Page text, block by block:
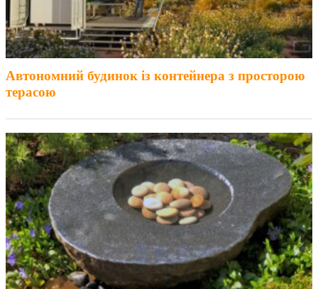
Автономний будинок із контейнера з просторою
терасою